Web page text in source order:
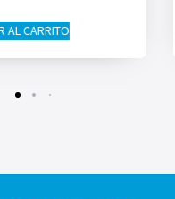
AL CARRITO